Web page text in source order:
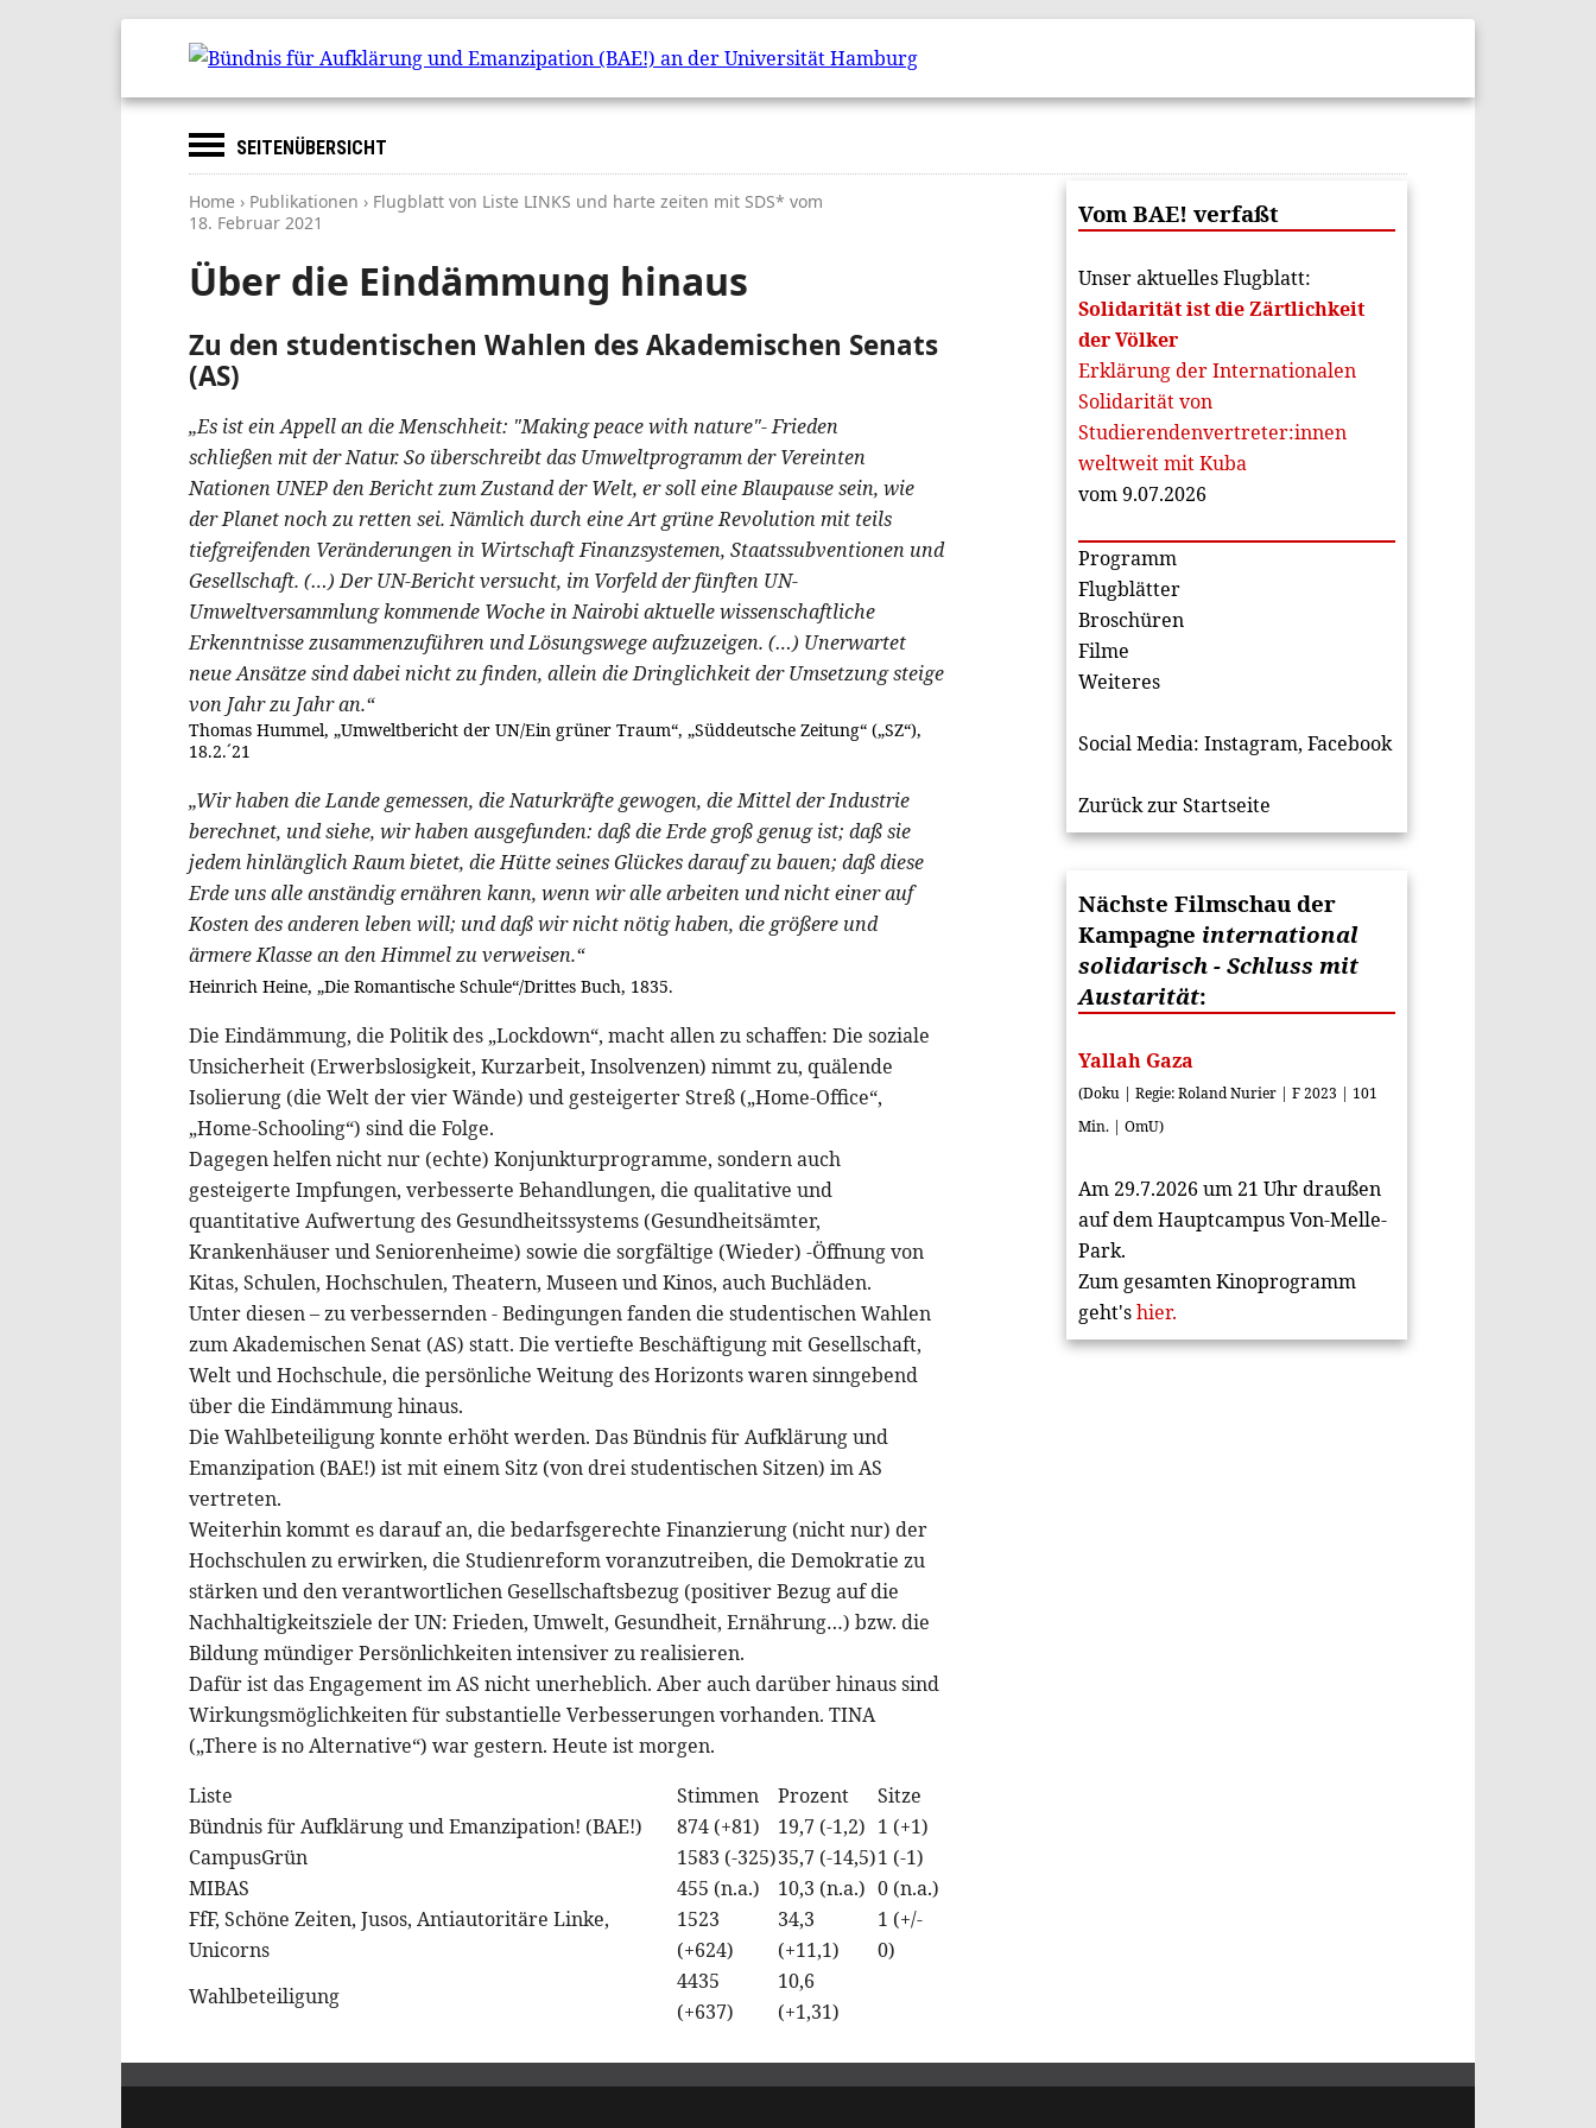
SEITENÜBERSICHT
Home › Publikationen › Flugblatt von Liste LINKS und harte zeiten mit SDS* vom
18. Februar 2021
Über die Eindämmung hinaus
Zu den studentischen Wahlen des Akademischen Senats
(AS)
„Es ist ein Appell an die Menschheit: "Making peace with nature"- Frieden
schließen mit der Natur. So überschreibt das Umweltprogramm der Vereinten
Nationen UNEP den Bericht zum Zustand der Welt, er soll eine Blaupause sein, wie
der Planet noch zu retten sei. Nämlich durch eine Art grüne Revolution mit teils
tiefgreifenden Veränderungen in Wirtschaft Finanzsystemen, Staatssubventionen und
Gesellschaft. (…) Der UN-Bericht versucht, im Vorfeld der fünften UN-
Umweltversammlung kommende Woche in Nairobi aktuelle wissenschaftliche
Erkenntnisse zusammenzuführen und Lösungswege aufzuzeigen. (…) Unerwartet
neue Ansätze sind dabei nicht zu finden, allein die Dringlichkeit der Umsetzung steige
von Jahr zu Jahr an.“
Thomas Hummel, „Umweltbericht der UN/Ein grüner Traum“, „Süddeutsche Zeitung“ („SZ“),
18.2.´21
„Wir haben die Lande gemessen, die Naturkräfte gewogen, die Mittel der Industrie
berechnet, und siehe, wir haben ausgefunden: daß die Erde groß genug ist; daß sie
jedem hinlänglich Raum bietet, die Hütte seines Glückes darauf zu bauen; daß diese
Erde uns alle anständig ernähren kann, wenn wir alle arbeiten und nicht einer auf
Kosten des anderen leben will; und daß wir nicht nötig haben, die größere und
ärmere Klasse an den Himmel zu verweisen.“
Heinrich Heine, „Die Romantische Schule“/Drittes Buch, 1835.
Die Eindämmung, die Politik des „Lockdown“, macht allen zu schaffen: Die soziale
Unsicherheit (Erwerbslosigkeit, Kurzarbeit, Insolvenzen) nimmt zu, quälende
Isolierung (die Welt der vier Wände) und gesteigerter Streß („Home-Office“,
„Home-Schooling“) sind die Folge.
Dagegen helfen nicht nur (echte) Konjunkturprogramme, sondern auch
gesteigerte Impfungen, verbesserte Behandlungen, die qualitative und
quantitative Aufwertung des Gesundheitssystems (Gesundheitsämter,
Krankenhäuser und Seniorenheime) sowie die sorgfältige (Wieder) -Öffnung von
Kitas, Schulen, Hochschulen, Theatern, Museen und Kinos, auch Buchläden.
Unter diesen – zu verbessernden - Bedingungen fanden die studentischen Wahlen
zum Akademischen Senat (AS) statt. Die vertiefte Beschäftigung mit Gesellschaft,
Welt und Hochschule, die persönliche Weitung des Horizonts waren sinngebend
über die Eindämmung hinaus.
Die Wahlbeteiligung konnte erhöht werden. Das Bündnis für Aufklärung und
Emanzipation (BAE!) ist mit einem Sitz (von drei studentischen Sitzen) im AS
vertreten.
Weiterhin kommt es darauf an, die bedarfsgerechte Finanzierung (nicht nur) der
Hochschulen zu erwirken, die Studienreform voranzutreiben, die Demokratie zu
stärken und den verantwortlichen Gesellschaftsbezug (positiver Bezug auf die
Nachhaltigkeitsziele der UN: Frieden, Umwelt, Gesundheit, Ernährung…) bzw. die
Bildung mündiger Persönlichkeiten intensiver zu realisieren.
Dafür ist das Engagement im AS nicht unerheblich. Aber auch darüber hinaus sind
Wirkungsmöglichkeiten für substantielle Verbesserungen vorhanden. TINA
(„There is no Alternative“) war gestern. Heute ist morgen.
Liste
Stimmen Prozent
Sitze
Bündnis für Aufklärung und Emanzipation! (BAE!)
874 (+81) 19,7 (-1,2) 1 (+1)
CampusGrün
1583 (-325)35,7 (-14,5)1 (-1)
MIBAS
455 (n.a.) 10,3 (n.a.) 0 (n.a.)
FfF, Schöne Zeiten, Jusos, Antiautoritäre Linke,
Unicorns
1523
(+624)
34,3
(+11,1)
1 (+/-
0)
Wahlbeteiligung
4435
(+637)
10,6
(+1,31)
Vom BAE! verfaßt
Unser aktuelles Flugblatt:
Solidarität ist die Zärtlichkeit
der Völker
Erklärung der Internationalen
Solidarität von
Studierendenvertreter:innen
weltweit mit Kuba
vom 9.07.2026
Programm
Flugblätter
Broschüren
Filme
Weiteres
Social Media: Instagram, Facebook
Zurück zur Startseite
Nächste Filmschau der
Kampagne international
solidarisch - Schluss mit
Austarität:
Yallah Gaza
(Doku | Regie: Roland Nurier | F 2023 | 101
Min. | OmU)
Am 29.7.2026 um 21 Uhr draußen
auf dem Hauptcampus Von-Melle-
Park.
Zum gesamten Kinoprogramm
geht'shier.